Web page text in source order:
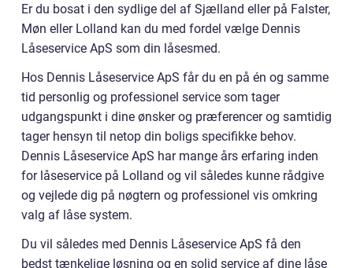
Er du bosat i den sydlige del af Sjælland eller på Falster,
Møn eller Lolland kan du med fordel vælge Dennis
Låseservice ApS som din låsesmed.
Hos Dennis Låseservice ApS får du en på én og samme
tid personlig og professionel service som tager
udgangspunkt i dine ønsker og præferencer og samtidig
tager hensyn til netop din boligs specifikke behov.
Dennis Låseservice ApS har mange års erfaring inden
for låseservice på Lolland og vil således kunne rådgive
og vejlede dig på nøgtern og professionel vis omkring
valg af låse system.
Du vil således med Dennis Låseservice ApS få den
bedst tænkelige løsning og en solid service af dine låse